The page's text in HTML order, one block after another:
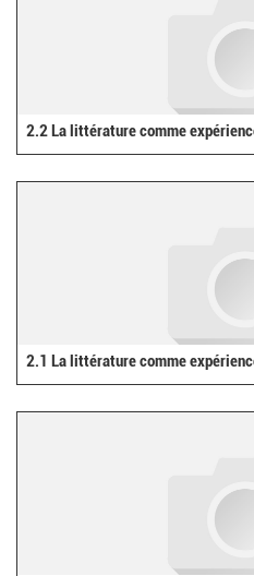
2.2 La littérature comme
2.1 La littérature comme